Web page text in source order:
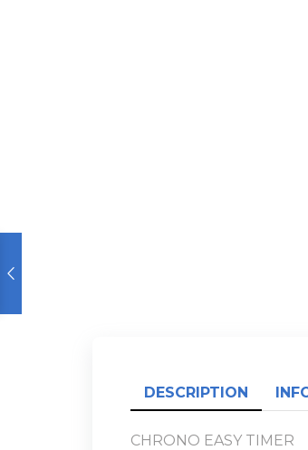
DESCRIPTION
CHRONO EASY TIMER